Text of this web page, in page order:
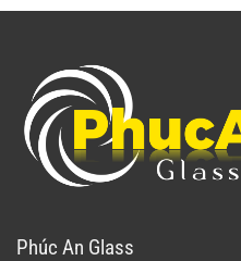
Phúc An Glass